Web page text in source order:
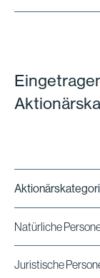
Natürliche
Juristische